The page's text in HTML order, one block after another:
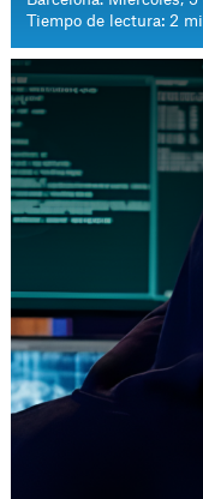
Tiempo de lectura: 2